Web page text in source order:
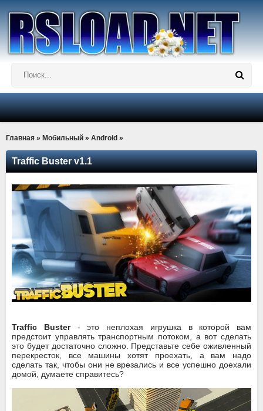
Главная » Мобильный » Android »
Traffic Buster v1.1
Traffic Buster - это неплохая игрушка в которой вам
предстоит управлять транспортным потоком, а вот сделать
это будет достаточно сложно. Представьте себе оживленный
перекресток, все машины хотят проехать, а вам надо
сделать так, чтобы они не врезались и все успешно доехали
домой, думаете справитесь?